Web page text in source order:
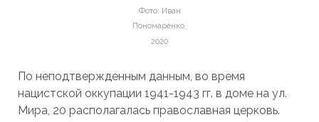
Фото: Иван
Пономаренко,
2020
По неподтвержденным данным, во время
нацистской оккупации 1941-1943 гг. в доме на ул.
Мира, 20 располагалась православная церковь.